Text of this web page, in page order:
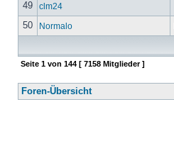
49 clm24
50 Normalo
Seite 1 von 144 [ 7158 Mitglieder ]
Foren-Übersicht